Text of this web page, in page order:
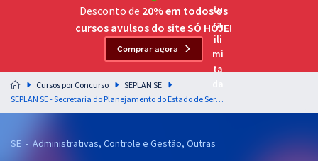
Acesso ilimitado a toda preparação para o Exame da
Residências Multiprofissionais
Preparação completa e intensiva para as principais
residências em saúde do Brasil
Desconto de 20% em todos os
cursos avulsos do site SÓ HOJE!
Comprar agora
Cursos por Concurso
SEPLAN SE
SEPLAN SE - Secretaria do Planejamento do Estado de Sergipe - Conhecimentos Gerais para o Cargo Especialista em Políticas Públicas e Gestão Governamental
SE - Administrativas, Controle e Gestão, Outras